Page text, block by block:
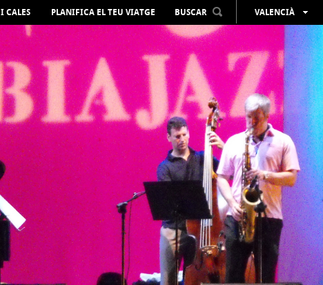
CALES PLANIFICA EL TEU VIATGE BUSCAR
VALENCIÀ
ESPAÑOL
ENGLISH
FRANÇAIS
DEUTSCH
РУССКИЙ